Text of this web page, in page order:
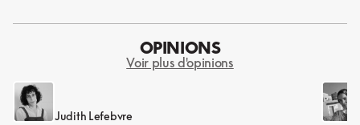
OPINIONS
Voir plus d'opinions
Judith Lefebvre